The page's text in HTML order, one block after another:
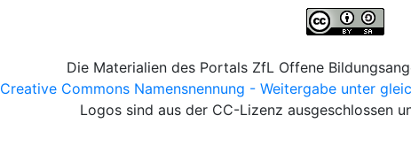
Die Materialien des Portals ZfL Offene
Creative Commons Namensnennung - Weitergabe unter
Logos sind aus der CC-Lizenz ausgeschlossen